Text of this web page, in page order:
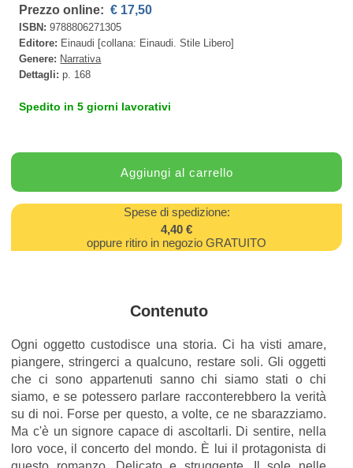
Prezzo online: € 17,50
ISBN:9788806271305
Editore: Einaudi [collana: Einaudi. Stile Libero]
Genere: Narrativa
Dettagli:p. 168
Spedito in 5 giorni lavorativi
Spese di spedizione:
4,40 €
oppure ritiro in negozio GRATUITO
Contenuto
Ogni oggetto custodisce una storia. Ci ha visti amare,
piangere, stringerci a qualcuno, restare soli. Gli oggetti
che ci sono appartenuti sanno chi siamo stati o chi
siamo, e se potessero parlare racconterebbero la verità
su di noi. Forse per questo, a volte, ce ne sbarazziamo.
Ma c'è un signore capace di ascoltarli. Di sentire, nella
loro voce, il concerto del mondo. È lui il protagonista di